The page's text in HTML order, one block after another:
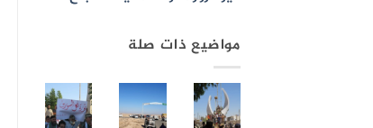
مواضيع ذات صلة